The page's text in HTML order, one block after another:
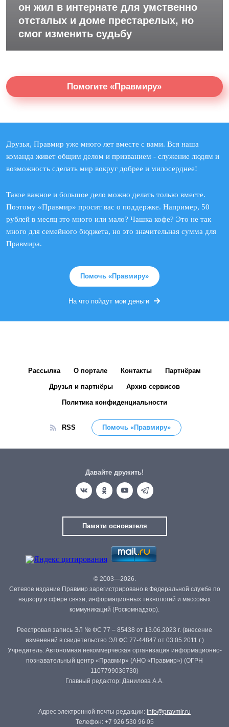
он жил в интернате для умственно
отсталых и доме престарелых, но
смог изменить судьбу
Помогите «Правмиру»
Друзья, Правмир уже много лет вместе с вами. Вся наша
команда живет общим делом и призванием - служение людям и
возможность сделать мир вокруг добрее и милосерднее!
Такое важное и большое дело можно делать только вместе.
Поэтому «Правмир» просит вас о поддержке. Например, 50
рублей в месяц это много или мало? Чашка кофе? Это не так
много для семейного бюджета, но это значительная сумма для
Правмира.
Помочь «Правмиру»
На что пойдут мои деньги
Рассылка О портале Контакты Партнёрам
Друзья и партнёры Архив сервисов
Политика конфиденциальности
RSS Помочь «Правмиру»
Давайте дружить!
Памяти основателя
© 2003—2026.
Сетевое издание Правмир зарегистрировано в Федеральной службе по
надзору в сфере связи, информационных технологий и массовых
коммуникаций (Роскомнадзор).
Реестровая запись ЭЛ № ФС 77 – 85438 от 13.06.2023 г. (внесение
изменений в свидетельство ЭЛ ФС 77-44847 от 03.05.2011 г.)
Учредитель: Автономная некоммерческая организация информационно-
познавательный центр «Правмир» (АНО «Правмир») (ОГРН
1107799036730)
Главный редактор: Данилова А.А.
Адрес электронной почты редакции: info@pravmir.ru
Телефон: +7 926 530 96 05